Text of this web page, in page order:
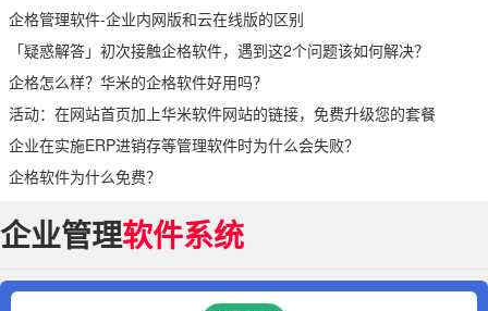
企格管理软件-企业内网版和云在线版的区别
「疑惑解答」初次接触企格软件，遇到这2个问题该如何解决？
企格怎么样？华米的企格软件好用吗？
活动：在网站首页加上华米软件网站的链接，免费升级您的套餐
企业在实施ERP进销存等管理软件时为什么会失败？
企格软件为什么免费？
企业管理软件系统